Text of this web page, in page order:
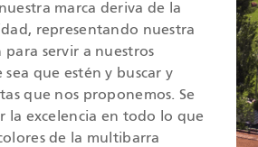
marca deriva de la
representando nuestra
servir a nuestros
que estén y buscar y
que nos proponemos. Se
la excelencia en todo lo que
de la multibarra